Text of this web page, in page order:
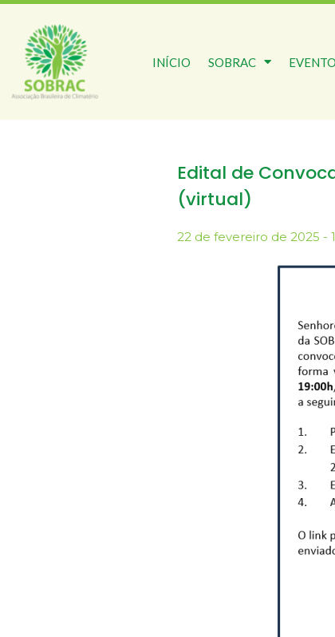
INÍCIO SOBRAC
Edital de
(virtual)
22 de fevereiro de 2025 -